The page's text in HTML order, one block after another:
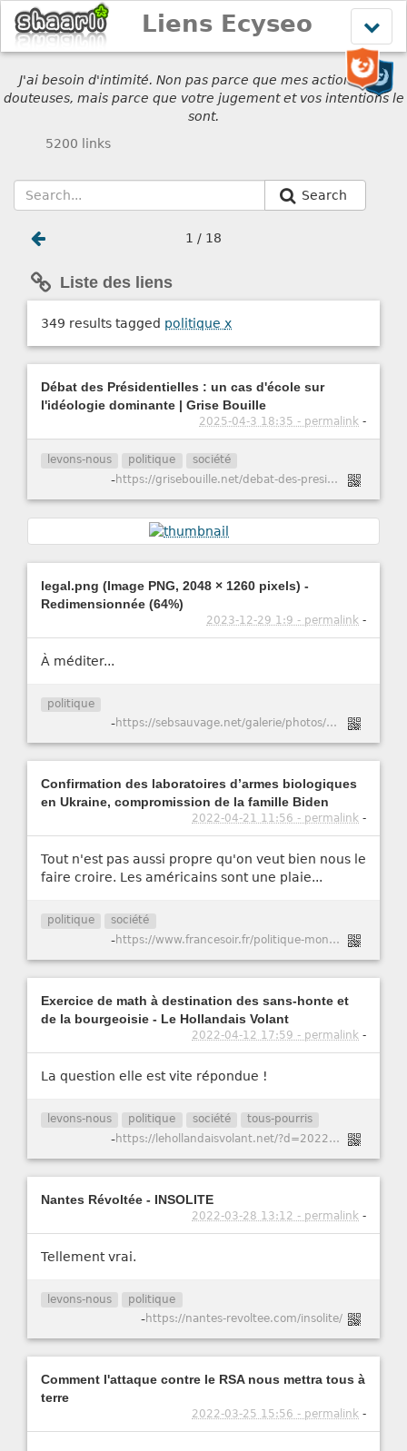
le
menu
Liens Ecyseo
J'ai besoin d'intimité. Non pas parce que mes actions sont
douteuses, mais parce que votre jugement et vos intentions le
sont.
5200 links
Search
1 / 18
Liste des liens
349 results tagged politique x
Débat des Présidentielles : un cas d'école sur
l'idéologie dominante | Grise Bouille
2025-04-3 18:35 - permalink -
levons-nous politique société
- https://grisebouille.net/debat-des-presidentielles-un-cas-decole-sur-lideologie-dominante/
legal.png (Image PNG, 2048 × 1260 pixels) -
Redimensionnée (64%)
2023-12-29 1:9 - permalink -
À méditer...
politique
- https://sebsauvage.net/galerie/photos/Bordel/mili/legal.png
Confirmation des laboratoires d’armes biologiques
en Ukraine, compromission de la famille Biden
2022-04-21 11:56 - permalink -
Tout n'est pas aussi propre qu'on veut bien nous le
faire croire. Les américains sont une plaie...
politique société
- https://www.francesoir.fr/politique-monde/confirmation-des-laboratoires-darmes-biologiques-en-ukraine-biden#.YkMQphoJ_e0.whatsapp
Exercice de math à destination des sans-honte et
de la bourgeoisie - Le Hollandais Volant
2022-04-12 17:59 - permalink -
La question elle est vite répondue !
levons-nous politique société tous-pourris
- https://lehollandaisvolant.net/?d=2022/04/11/19/32/21-exercice-de-math-a-destination-des-sans-honte-et-de-la-bourgeoisie
Nantes Révoltée - INSOLITE
2022-03-28 13:12 - permalink -
Tellement vrai.
levons-nous politique
-https://nantes-revoltee.com/insolite/
Comment l'attaque contre le RSA nous mettra tous à
terre
2022-03-25 15:56 - permalink -